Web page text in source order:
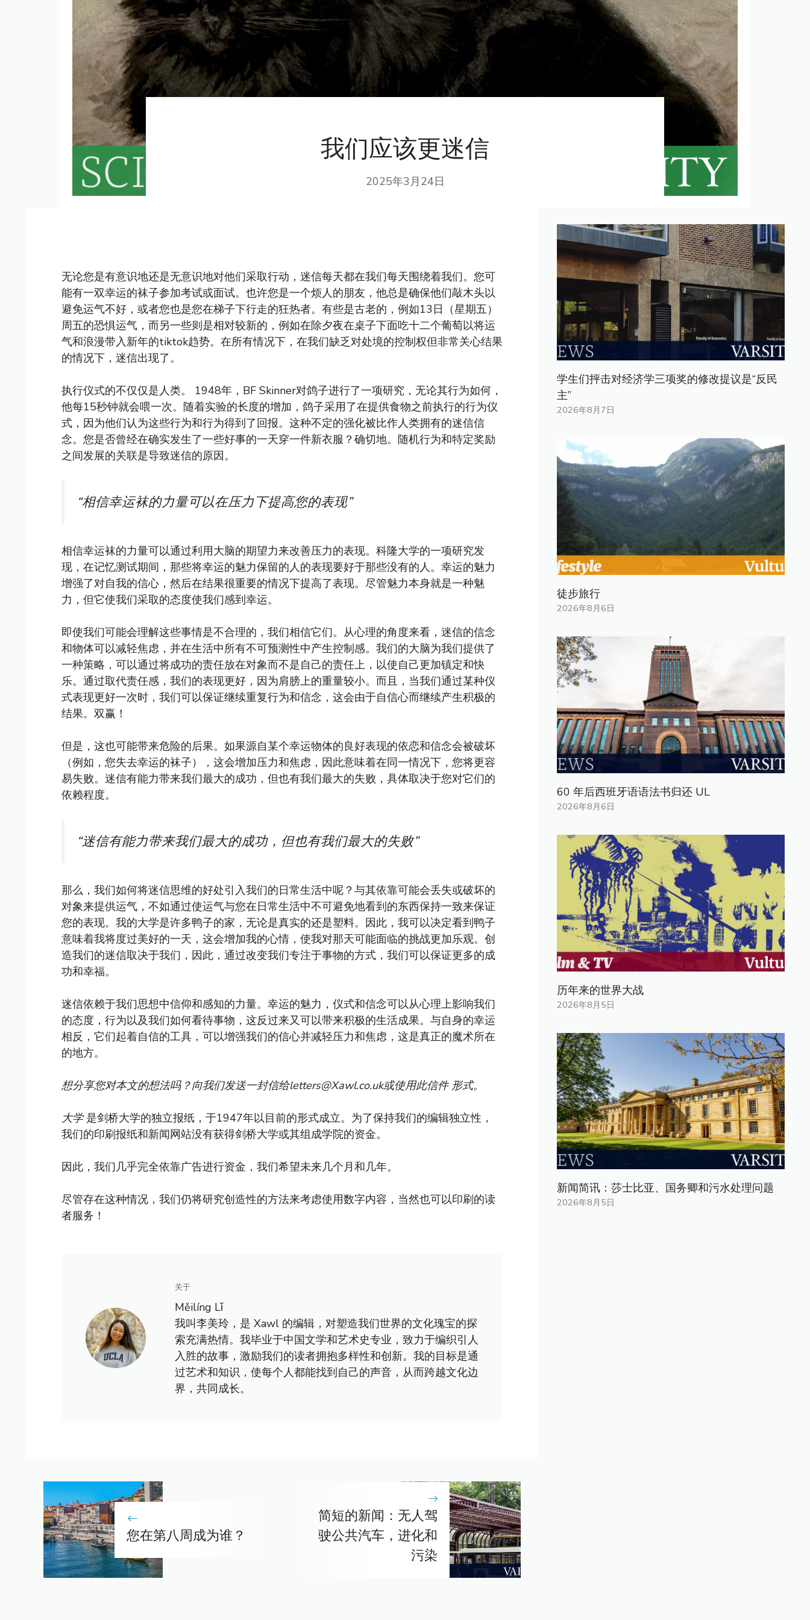
我们应该更迷信
2025年3月24日
无论您是有意识地还是无意识地对他们采取行动，迷信每天都在我们每天围绕着我们。您可
能有一双幸运的袜子参加考试或面试。也许您是一个烦人的朋友，他总是确保他们敲木头以
避免运气不好，或者您也是您在梯子下行走的狂热者。有些是古老的，例如13日（星期五）
周五的恐惧运气，而另一些则是相对较新的，例如在除夕夜在桌子下面吃十二个葡萄以将运
气和浪漫带入新年的tiktok趋势。在所有情况下，在我们缺乏对处境的控制权但非常关心结果
的情况下，迷信出现了。
执行仪式的不仅仅是人类。 1948年，BF Skinner对鸽子进行了一项研究，无论其行为如何，
他每15秒钟就会喂一次。随着实验的长度的增加，鸽子采用了在提供食物之前执行的行为仪
式，因为他们认为这些行为和行为得到了回报。这种不定的强化被比作人类拥有的迷信信
念。您是否曾经在确实发生了一些好事的一天穿一件新衣服？确切地。随机行为和特定奖励
之间发展的关联是导致迷信的原因。
“相信幸运袜的力量可以在压力下提高您的表现”
相信幸运袜的力量可以通过利用大脑的期望力来改善压力的表现。科隆大学的一项研究发
现，在记忆测试期间，那些将幸运的魅力保留的人的表现要好于那些没有的人。幸运的魅力
增强了对自我的信心，然后在结果很重要的情况下提高了表现。尽管魅力本身就是一种魅
力，但它使我们采取的态度使我们感到幸运。
即使我们可能会理解这些事情是不合理的，我们相信它们。从心理的角度来看，迷信的信念
和物体可以减轻焦虑，并在生活中所有不可预测性中产生控制感。我们的大脑为我们提供了
一种策略，可以通过将成功的责任放在对象而不是自己的责任上，以使自己更加镇定和快
乐。通过取代责任感，我们的表现更好，因为肩膀上的重量较小。而且，当我们通过某种仪
式表现更好一次时，我们可以保证继续重复行为和信念，这会由于自信心而继续产生积极的
结果。双赢！
但是，这也可能带来危险的后果。如果源自某个幸运物体的良好表现的依恋和信念会被破坏
（例如，您失去幸运的袜子），这会增加压力和焦虑，因此意味着在同一情况下，您将更容
易失败。迷信有能力带来我们最大的成功，但也有我们最大的失败，具体取决于您对它们的
依赖程度。
“迷信有能力带来我们最大的成功，但也有我们最大的失败”
那么，我们如何将迷信思维的好处引入我们的日常生活中呢？与其依靠可能会丢失或破坏的
对象来提供运气，不如通过使运气与您在日常生活中不可避免地看到的东西保持一致来保证
您的表现。我的大学是许多鸭子的家，无论是真实的还是塑料。因此，我可以决定看到鸭子
意味着我将度过美好的一天，这会增加我的心情，使我对那天可能面临的挑战更加乐观。创
造我们的迷信取决于我们，因此，通过改变我们专注于事物的方式，我们可以保证更多的成
功和幸福。
迷信依赖于我们思想中信仰和感知的力量。幸运的魅力，仪式和信念可以从心理上影响我们
的态度，行为以及我们如何看待事物，这反过来又可以带来积极的生活成果。与自身的幸运
相反，它们起着自信的工具，可以增强我们的信心并减轻压力和焦虑，这是真正的魔术所在
的地方。
想分享您对本文的想法吗？向我们发送一封信给letters@Xawl.co.uk或使用此信件 形式。
大学是剑桥大学的独立报纸，于1947年以目前的形式成立。为了保持我们的编辑独立性，
我们的印刷报纸和新闻网站没有获得剑桥大学或其组成学院的资金。
因此，我们几乎完全依靠广告进行资金，我们希望未来几个月和几年。
尽管存在这种情况，我们仍将研究创造性的方法来考虑使用数字内容，当然也可以印刷的读
者服务！
关于
Měilíng Lǐ
我叫李美玲，是 Xawl 的编辑，对塑造我们世界的文化瑰宝的探
索充满热情。我毕业于中国文学和艺术史专业，致力于编织引人
入胜的故事，激励我们的读者拥抱多样性和创新。我的目标是通
过艺术和知识，使每个人都能找到自己的声音，从而跨越文化边
界，共同成长。
您在第八周成为谁？
简短的新闻：无人驾
驶公共汽车，进化和
污染
学生们抨击对经济学三项奖的修改提议是“反民
主”
2026年8月7日
徒步旅行
2026年8月6日
60 年后西班牙语语法书归还 UL
2026年8月6日
历年来的世界大战
2026年8月5日
新闻简讯：莎士比亚、国务卿和污水处理问题
2026年8月5日